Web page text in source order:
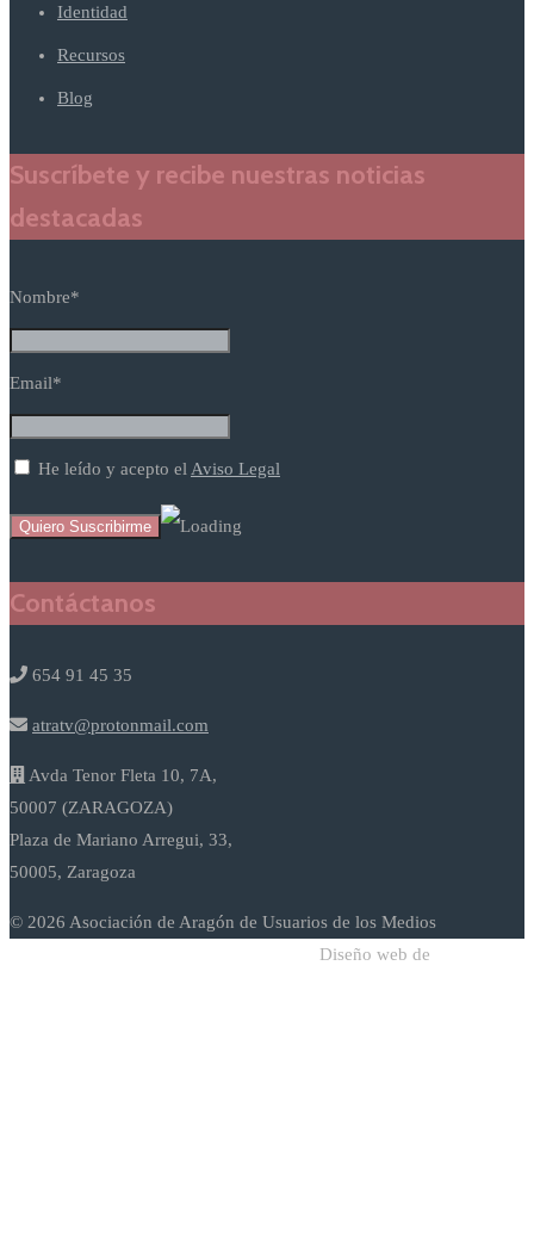
Identidad
Recursos
Blog
Suscríbete y recibe nuestras noticias
destacadas
Nombre*
Email*
He leído y acepto el Aviso Legal
Contáctanos
654 91 45 35
atratv@protonmail.com
Avda Tenor Fleta 10, 7A,
50007 (ZARAGOZA)
Plaza de Mariano Arregui, 33,
50005, Zaragoza
© 2026 Asociación de Aragón de Usuarios de los Medios
Diseño web de